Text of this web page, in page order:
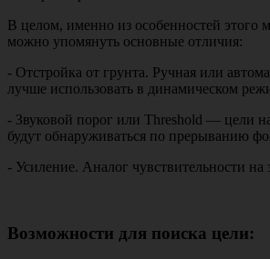
В целом, именно из особенностей этого
можно упомянуть основные отличия:
- Отстройка от грунта. Ручная или
лучше использовать в динамическом
- Звуковой порог или Threshold — цели
будут обнаруживаться по прерыванию
- Усиление. Аналог чувствительности на
Возможности для поиска цели: